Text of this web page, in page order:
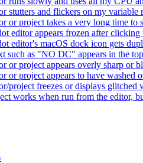
stutters and flickers on my
or project takes a very long time to
editor appears frozen after clicking
editor's macOS dock icon gets
such as "NO DC" appears in the
or project appears overly sharp or
or project appears to have washed
project freezes or displays glitched
works when run from the editor,